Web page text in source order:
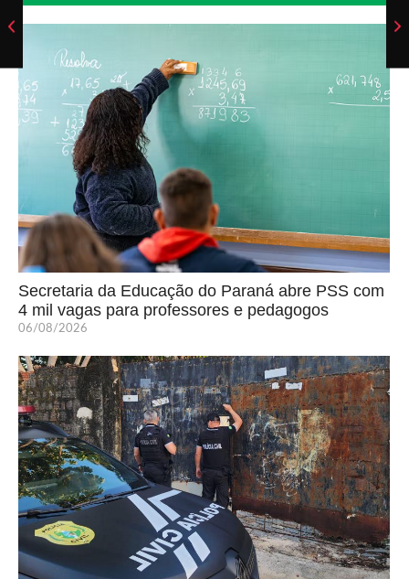
Secretaria da Educação do Paraná abre PSS com
4 mil vagas para professores e pedagogos
06/08/2026